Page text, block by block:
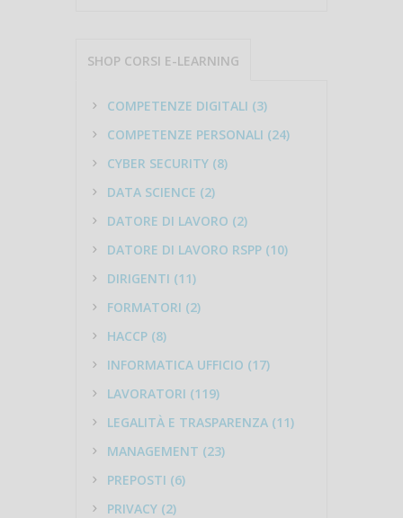
SHOP CORSI E-LEARNING
COMPETENZE DIGITALI (3)
COMPETENZE PERSONALI (24)
CYBER SECURITY (8)
DATA SCIENCE (2)
DATORE DI LAVORO (2)
DATORE DI LAVORO RSPP (10)
DIRIGENTI (11)
FORMATORI (2)
HACCP (8)
INFORMATICA UFFICIO (17)
LAVORATORI (119)
LEGALITÀ E TRASPARENZA (11)
MANAGEMENT (23)
PREPOSTI (6)
PRIVACY (2)